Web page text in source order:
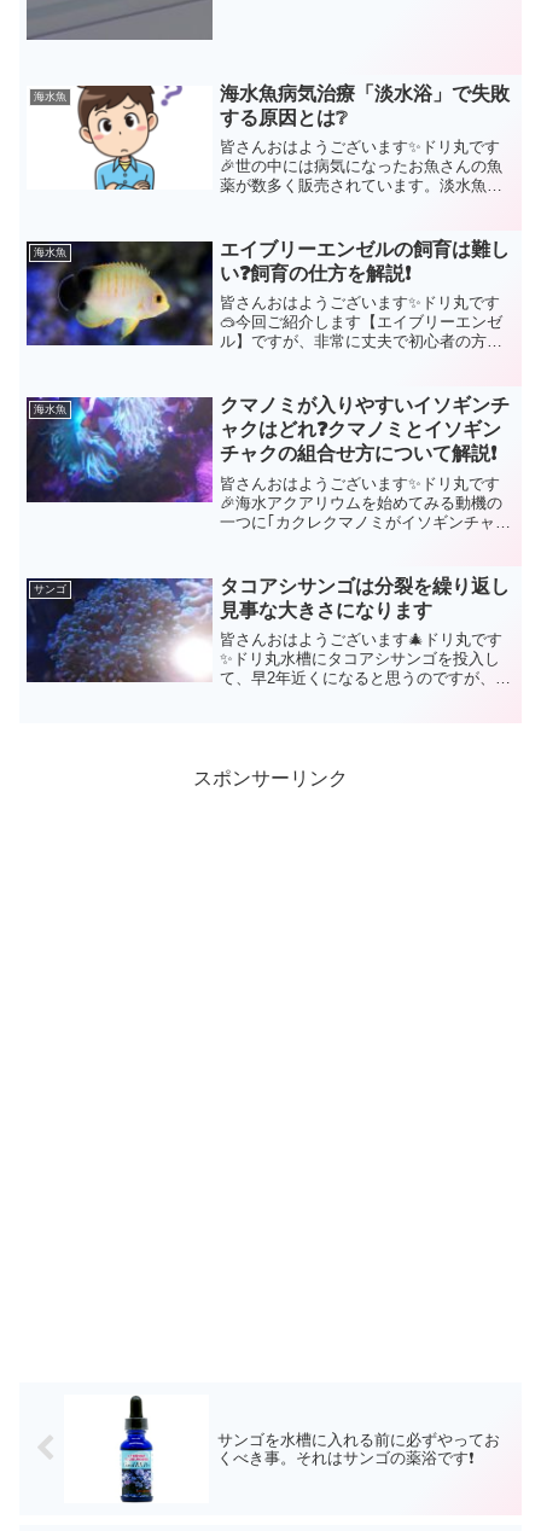
海水魚
海水魚病気治療「淡水浴」で失敗
する原因とは❔
皆さんおはようございます✨ドリ丸です
🎉世の中には病気になったお魚さんの魚
薬が数多く販売されています。淡水魚、
ら一つ治療薬は常備されている事でしょ
う。しかし、薬を使わない...
海水魚
エイブリーエンゼルの飼育は難し
い❓飼育の仕方を解説❗
皆さんおはようございます✨ドリ丸です
🥽今回ご紹介します【エイブリーエンゼ
ル】ですが、非常に丈夫で初心者の方で
｢エイブリーエンゼルを買うなら5センチ
前後がお勧め❗｣と言わ...
海水魚
クマノミが入りやすいイソギンチ
ャクはどれ❓クマノミとイソギン
チャクの組合せ方について解説❗
皆さんおはようございます✨ドリ丸です
🎉海水アクアリウムを始めてみる動機の
一つに｢カクレクマノミがイソギンチャク
あの姿は癒されますよ😍イソギンチャク
に身を委ねてモフモフ...
サンゴ
タコアシサンゴは分裂を繰り返し
見事な大きさになります
皆さんおはようございます🎄ドリ丸です
✨ドリ丸水槽にタコアシサンゴを投入し
て、早2年近くになると思うのですが、着
スポンサーリンク
サンゴを水槽に入れる前に必ずやってお
くべき事。それはサンゴの薬浴です❗